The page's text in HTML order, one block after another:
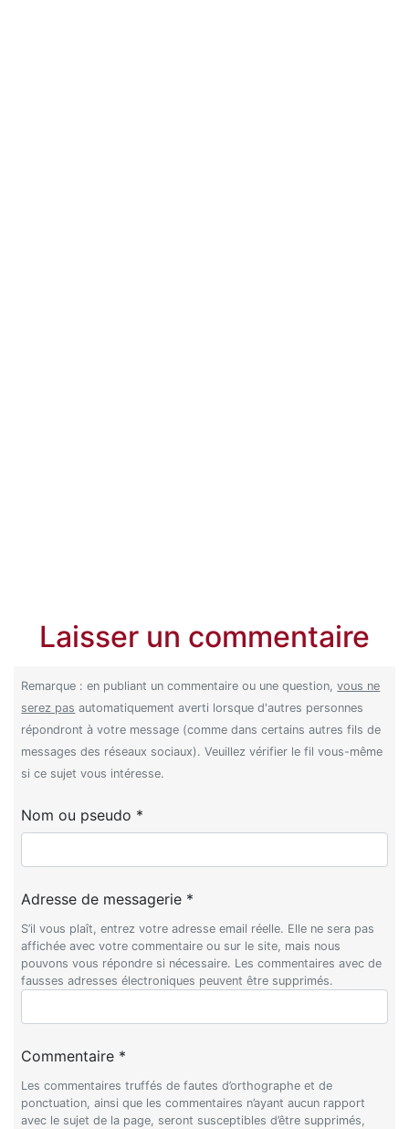
Laisser un commentaire
Remarque : en publiant un commentaire ou une question,vous ne
serez pas automatiquement averti lorsque d'autres personnes
répondront à votre message (comme dans certains autres fils de
messages des réseaux sociaux). Veuillez vérifier le fil vous-même
si ce sujet vous intéresse.
Nom ou pseudo *
Adresse de messagerie *
S’il vous plaît, entrez votre adresse email réelle. Elle ne sera pas
affichée avec votre commentaire ou sur le site, mais nous
pouvons vous répondre si nécessaire. Les commentaires avec de
fausses adresses électroniques peuvent être supprimés.
Commentaire *
Les commentaires truffés de fautes d’orthographe et de
ponctuation, ainsi que les commentaires n’ayant aucun rapport
avec le sujet de la page, seront susceptibles d’être supprimés,